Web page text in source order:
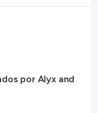
por Alyx and